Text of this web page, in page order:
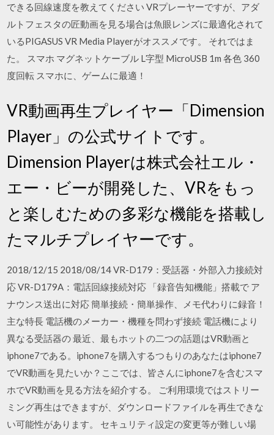
できる回線速度を教えてください VRプレーヤーですが、アダ
ルトフェスタの匠動画を見る場合は魚眼レンズに最適化されて
いるPIGASUS VR Media Playerがオススメです。 それではま
た。 スマホ マグネットケーブル L字型 MicroUSB 1m 各色 360
度回転 スマホに、ゲームに最適！
VR動画再生プレイヤー「Dimension
Player」の公式サイトです。
Dimension Playerは株式会社エル・
エー・ビーが開発した、VRをもっ
と楽しむための多彩な機能を搭載し
たマルチプレイヤーです。
2018/12/15 2018/08/14 VR-D179：受話器・外部入力接続対
応 VR-D179A：電話回線接続対応 「録音告知機能」搭載で ア
ナウンス送出に対応 簡単接続・簡単操作、メモ代わりに録音！
主な特長 電話機のメーカー・機種を問わず接続 電話機により
異なる受話器の 最近、最もホットの二つの話題はVR動画と
iphone7である。iphone7を購入するつもりのあなたはiphone7
でVR動画を見たいか？ここでは、皆さんにiphone7を含むスマ
ホでVR動画を見る方法を紹介する。 ご利用環境ではストリー
ミング再生はできますが、ダウンロードファイルを再生できな
い可能性があります。 セキュリティ設定の変更等が難しい場